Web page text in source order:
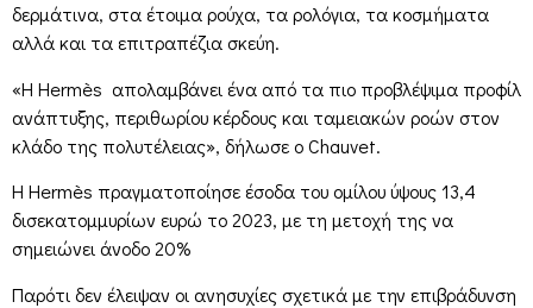
δερμάτινα, στα έτοιμα ρούχα, τα ρολόγια, τα κοσμήματα
αλλά και τα επιτραπέζια σκεύη.
«Η Hermès απολαμβάνει ένα από τα πιο προβλέψιμα προφίλ
ανάπτυξης, περιθωρίου κέρδους και ταμειακών ροών στον
κλάδο της πολυτέλειας», δήλωσε ο Chauvet.
Η Hermès πραγματοποίησε έσοδα του ομίλου ύψους 13,4
δισεκατομμυρίων ευρώ το 2023, με τη μετοχή της να
σημειώνει άνοδο 20%
Παρότι δεν έλειψαν οι ανησυχίες σχετικά με την επιβράδυνση